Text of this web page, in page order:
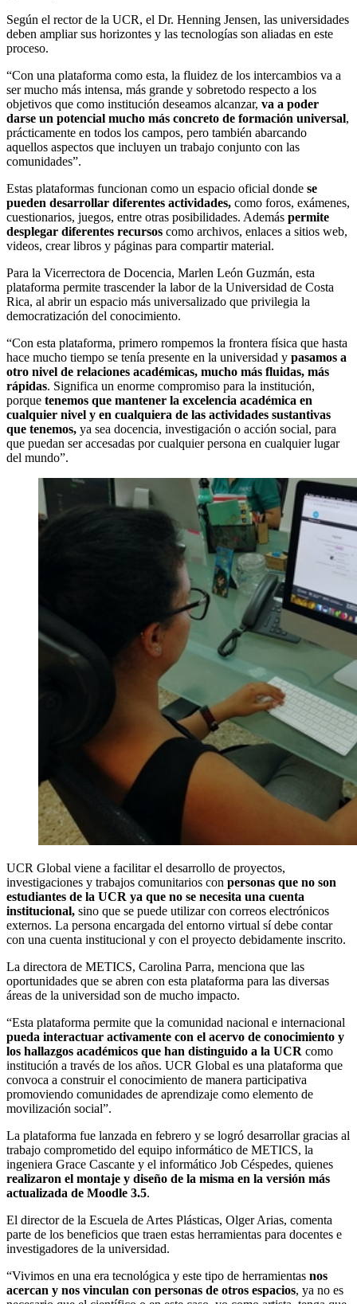
Según el rector de la UCR, el Dr. Henning Jensen, las universidades
deben ampliar sus horizontes y las tecnologías son aliadas en este
proceso.
“Con una plataforma como esta, la fluidez de los intercambios va a
ser mucho más intensa, más grande y sobretodo respecto a los
objetivos que como institución deseamos alcanzar, va a poder
darse un potencial mucho más concreto de formación universal,
prácticamente en todos los campos, pero también abarcando
aquellos aspectos que incluyen un trabajo conjunto con las
comunidades”.
Estas plataformas funcionan como un espacio oficial donde se
pueden desarrollar diferentes actividades, como foros, exámenes,
cuestionarios, juegos, entre otras posibilidades. Además permite
desplegar diferentes recursos como archivos, enlaces a sitios web,
videos, crear libros y páginas para compartir material.
Para la Vicerrectora de Docencia, Marlen León Guzmán, esta
plataforma permite trascender la labor de la Universidad de Costa
Rica, al abrir un espacio más universalizado que privilegia la
democratización del conocimiento.
“Con esta plataforma, primero rompemos la frontera física que hasta
hace mucho tiempo se tenía presente en la universidad y pasamos a
otro nivel de relaciones académicas, mucho más fluidas, más
rápidas. Significa un enorme compromiso para la institución,
porque tenemos que mantener la excelencia académica en
cualquier nivel y en cualquiera de las actividades sustantivas
que tenemos, ya sea docencia, investigación o acción social, para
que puedan ser accesadas por cualquier persona en cualquier lugar
del mundo”.
UCR Global viene a facilitar el desarrollo de proyectos,
investigaciones y trabajos comunitarios con personas que no son
estudiantes de la UCR ya que no se necesita una cuenta
institucional, sino que se puede utilizar con correos electrónicos
externos. La persona encargada del entorno virtual sí debe contar
con una cuenta institucional y con el proyecto debidamente inscrito.
La directora de METICS, Carolina Parra, menciona que las
oportunidades que se abren con esta plataforma para las diversas
áreas de la universidad son de mucho impacto.
“Esta plataforma permite que la comunidad nacional e internacional
pueda interactuar activamente con el acervo de conocimiento y
los hallazgos académicos que han distinguido a la UCR como
institución a través de los años. UCR Global es una plataforma que
convoca a construir el conocimiento de manera participativa
promoviendo comunidades de aprendizaje como elemento de
movilización social”.
La plataforma fue lanzada en febrero y se logró desarrollar gracias al
trabajo comprometido del equipo informático de METICS, la
ingeniera Grace Cascante y el informático Job Céspedes, quienes
realizaron el montaje y diseño de la misma en la versión más
actualizada de Moodle 3.5.
El director de la Escuela de Artes Plásticas, Olger Arias, comenta
parte de los beneficios que traen estas herramientas para docentes e
investigadores de la universidad.
“Vivimos en una era tecnológica y este tipo de herramientas nos
acercan y nos vinculan con personas de otros espacios, ya no es